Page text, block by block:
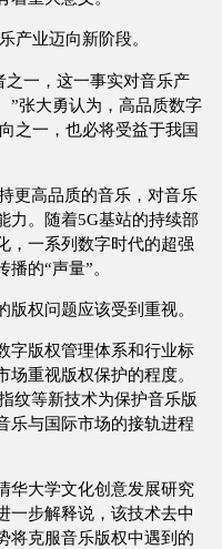
产业迈向新阶段。
之一，这一事实对音乐产
”张大勇认为，高品质数字
之一，也必将受益于我国
更高品质的音乐，对音乐
力。随着5G基站的持续部
，一系列数字时代的超强
的“声量”。
权问题应该受到重视。
字版权管理体系和行业标
重视版权保护的程度。
纹等新技术为保护音乐版
乐与国际市场的接轨进程
华大学文化创意发展研究
一步解释说，该技术去中
将克服音乐版权中遇到的